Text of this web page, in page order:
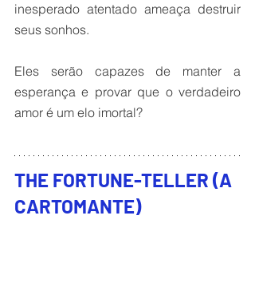
inesperado atentado ameaça destruir
seus sonhos.
Eles serão capazes de manter a
esperança e provar que o verdadeiro
amor é um elo imortal?
THE FORTUNE-TELLER (A
CARTOMANTE)